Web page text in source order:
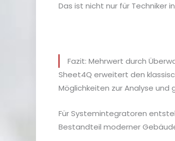
Das ist nicht nur für Techniker
Fazit: Mehrwert durch
Sheet4Q erweitert den
Möglichkeiten zur Analyse und
Für Systemintegratoren
Bestandteil moderner